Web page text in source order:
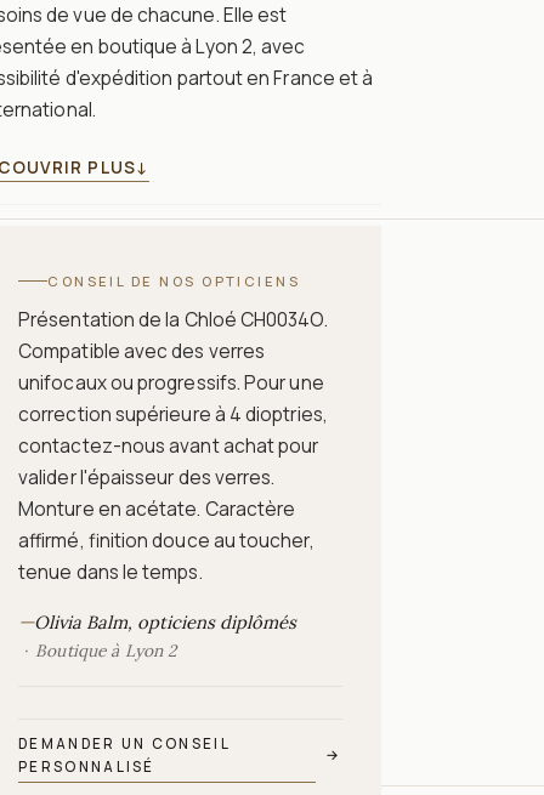
de vue de chacune. Elle est
en boutique à Lyon 2, avec
d'expédition partout en France et à
PLUS↓
CONSEIL DE NOS OPTICIENS
Présentation de la Chloé CH0034O.
Compatible avec des verres
unifocaux ou progressifs. Pour une
correction supérieure à 4 dioptries,
contactez-nous avant achat pour
valider l'épaisseur des verres.
Monture en acétate. Caractère
affirmé, finition douce au toucher,
tenue dans le temps.
—Olivia Balm, opticiens diplômés
Boutique à Lyon 2
DEMANDER UN CONSEIL
PERSONNALISÉ
→